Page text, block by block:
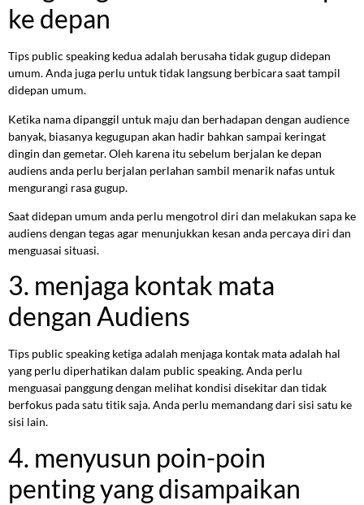
ke depan
Tips public speaking kedua adalah berusaha tidak gugup didepan
umum. Anda juga perlu untuk tidak langsung berbicara saat tampil
didepan umum.
Ketika nama dipanggil untuk maju dan berhadapan dengan audience
banyak, biasanya kegugupan akan hadir bahkan sampai keringat
dingin dan gemetar. Oleh karena itu sebelum berjalan ke depan
audiens anda perlu berjalan perlahan sambil menarik nafas untuk
mengurangi rasa gugup.
Saat didepan umum anda perlu mengotrol diri dan melakukan sapa ke
audiens dengan tegas agar menunjukkan kesan anda percaya diri dan
menguasai situasi.
3. menjaga kontak mata
dengan Audiens
Tips public speaking ketiga adalah menjaga kontak mata adalah hal
yang perlu diperhatikan dalam public speaking. Anda perlu
menguasai panggung dengan melihat kondisi disekitar dan tidak
berfokus pada satu titik saja. Anda perlu memandang dari sisi satu ke
sisi lain.
4. menyusun poin-poin
penting yang disampaikan